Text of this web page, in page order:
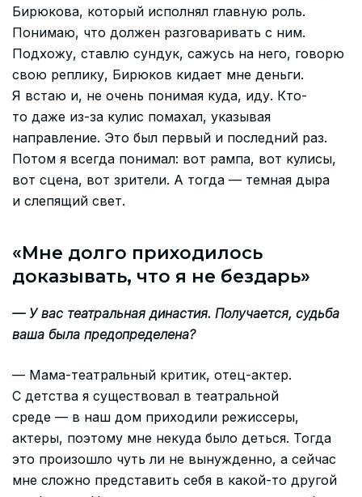
Бирюкова, который исполнял главную роль.
Понимаю, что должен разговаривать с ним.
Подхожу, ставлю сундук, сажусь на него, говорю
свою реплику, Бирюков кидает мне деньги.
Я встаю и, не очень понимая куда, иду. Кто-
то даже из-за кулис помахал, указывая
направление. Это был первый и последний раз.
Потом я всегда понимал: вот рампа, вот кулисы,
вот сцена, вот зрители. А тогда — темная дыра
и слепящий свет.
«Мне долго приходилось
доказывать, что я не бездарь»
— У вас театральная династия. Получается, судьба
ваша была предопределена?
— Мама-театральный критик, отец-актер.
С детства я существовал в театральной
среде — в наш дом приходили режиссеры,
актеры, поэтому мне некуда было деться. Тогда
это произошло чуть ли не вынужденно, а сейчас
мне сложно представить себя в какой-то другой